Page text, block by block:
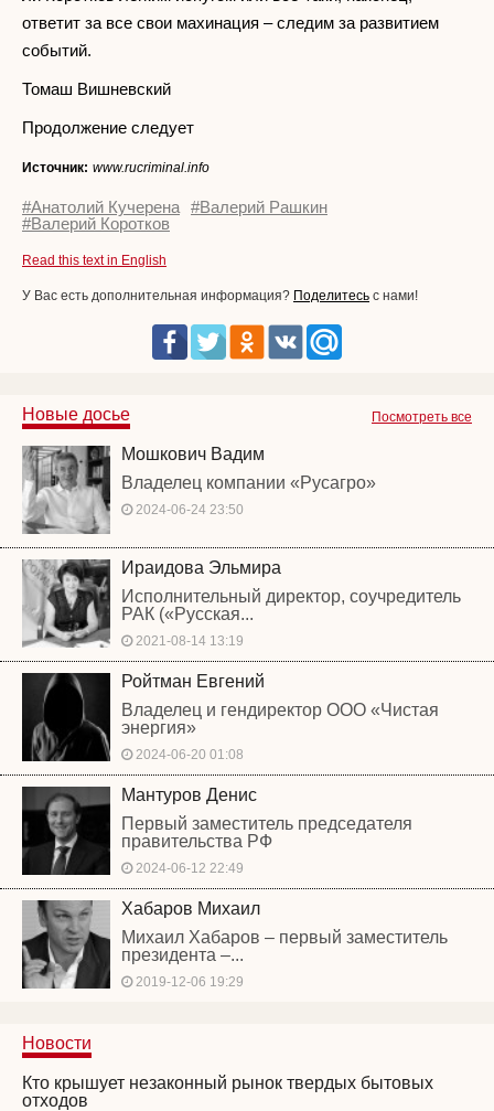
ответит за все свои махинация – следим за развитием
событий.
Томаш Вишневский
Продолжение следует
Источник: www.rucriminal.info
#Анатолий Кучерена #Валерий Рашкин
#Валерий Коротков
Read this text in English
У Вас есть дополнительная информация? Поделитесь с нами!
Посмотреть все
Новые досье
Мошкович Вадим
Владелец компании «Русагро»
2024-06-24 23:50
Ираидова Эльмира
Исполнительный директор, соучредитель
РАК («Русская...
2021-08-14 13:19
Ройтман Евгений
Владелец и гендиректор ООО «Чистая
энергия»
2024-06-20 01:08
Мантуров Денис
Первый заместитель председателя
правительства РФ
2024-06-12 22:49
Хабаров Михаил
Михаил Хабаров – первый заместитель
президента –...
2019-12-06 19:29
Новости
Кто крышует незаконный рынок твердых бытовых
отходов